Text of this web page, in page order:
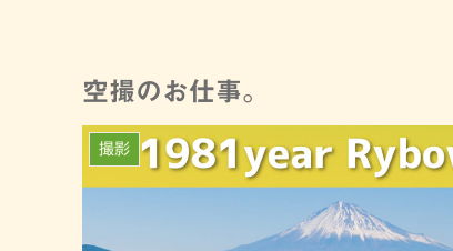
空撮のお仕事。
撮影